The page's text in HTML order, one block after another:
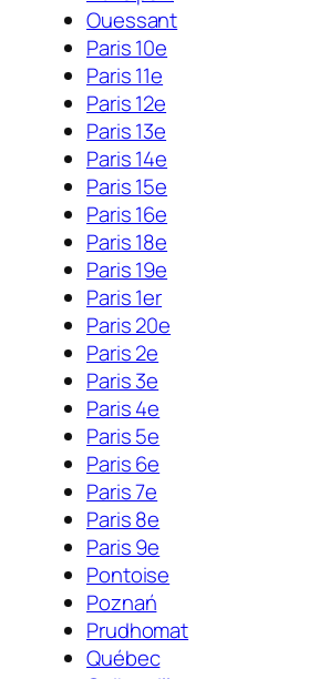
Ouessant
Paris 10e
Paris 11e
Paris 12e
Paris 13e
Paris 14e
Paris 15e
Paris 16e
Paris 18e
Paris 19e
Paris 1er
Paris 20e
Paris 2e
Paris 3e
Paris 4e
Paris 5e
Paris 6e
Paris 7e
Paris 8e
Paris 9e
Pontoise
Poznań
Prudhomat
Québec